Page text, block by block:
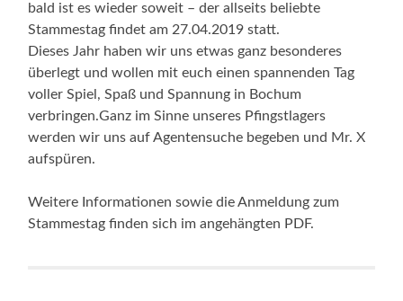
bald ist es wieder soweit – der allseits beliebte
Stammestag findet am 27.04.2019 statt.
Dieses Jahr haben wir uns etwas ganz besonderes
überlegt und wollen mit euch einen spannenden Tag
voller Spiel, Spaß und Spannung in Bochum
verbringen.Ganz im Sinne unseres Pfingstlagers
werden wir uns auf Agentensuche begeben und Mr. X
aufspüren.
Weitere Informationen sowie die Anmeldung zum
Stammestag finden sich im angehängten PDF.